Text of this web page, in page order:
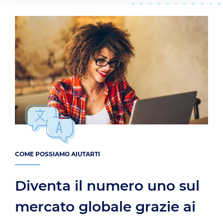
COME POSSIAMO AIUTARTI
Diventa il numero uno sul
mercato globale grazie ai